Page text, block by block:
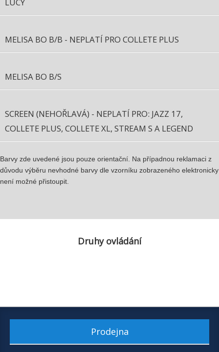
MELISA BO B/B - NEPLATÍ PRO COLLETE PLUS
MELISA BO B/S
SCREEN (NEHOŘLAVÁ) - NEPLATÍ PRO: JAZZ 17,
COLLETE PLUS, COLLETE XL, STREAM S A LEGEND
Barvy zde uvedené jsou pouze orientační. Na případnou reklamaci z
důvodu výběru nevhodné barvy dle vzorníku zobrazeného elektronicky
není možné přistoupit.
Druhy ovládání
Prodejna